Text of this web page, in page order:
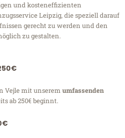
und kosteneffizienten
Leipzig, die speziell darauf
gerecht zu werden und den
zu gestalten.
Vejle mit unserem umfassenden
ab 250€ beginnt.